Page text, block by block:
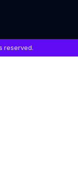
reserved.